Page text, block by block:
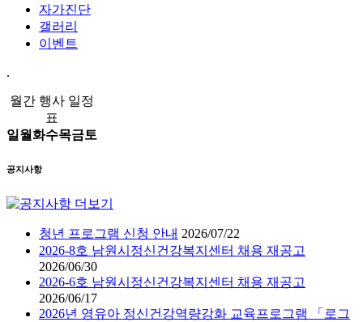
자가진단
갤러리
이벤트
.
월간 행사 일정
표
일 월화수목금토
공지사항
청년 프로그램 신청 안내 2026/07/22
2026-8호 남원시정신건강복지센터 채용 재공고
2026/06/30
2026-6호 남원시정신건강복지센터 채용 재공고
2026/06/17
2026년 영유아 정신건강역량강화 교육프로그램 「로그